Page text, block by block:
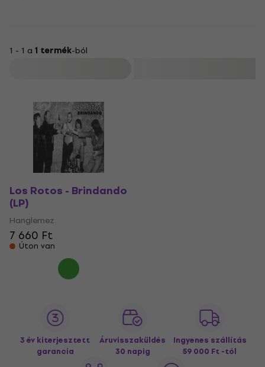
1 - 1 a 1 termék-ból
Los Rotos - Brindando
(LP)
Hanglemez
7 660 Ft
Úton van
3 év kiterjesztett
garancia
Áruvisszaküldés
30 napig
Ingyenes szállítás
59 000 Ft -tól